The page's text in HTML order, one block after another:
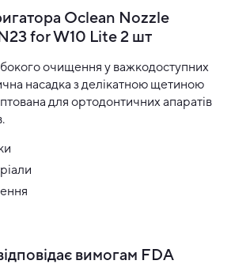
Oclean Nozzle
for W10 Lite 2 шт
очищення у важкодоступних
насадка з делікатною щетиною
для ортодонтичних апаратів
вимогам FDA